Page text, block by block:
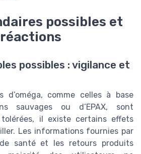
possibles et
possibles : vigilance et
d’oméga, comme celles à base
sauvages ou d’EPAX, sont
il existe certains effets
Les informations fournies par
de santé et les retours produits